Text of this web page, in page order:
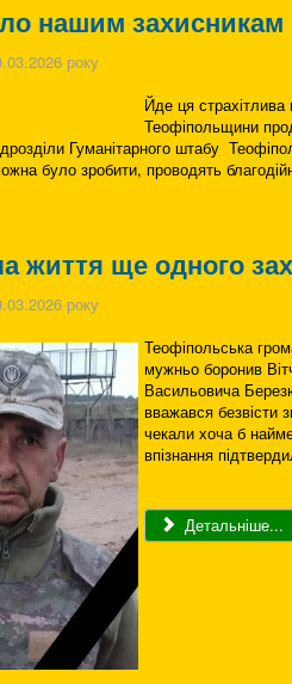
нашим захисникам
року
Йде ця страхітлива
Теофіпольщини
Гуманітарного штабу
було зробити, проводять
життя ще одного
року
Теофіпольська
мужньо боронив
Васильовича
вважався безвісти
чекали хоча б
впізнання
Детальніше...